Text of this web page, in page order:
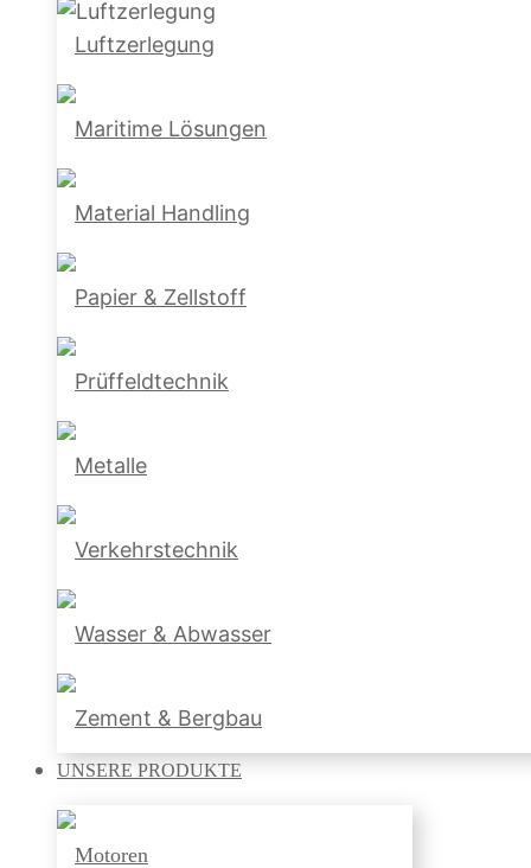
Luftzerlegung
Maritime Lösungen
Material Handling
Papier & Zellstoff
Prüffeldtechnik
Metalle
Verkehrstechnik
Wasser & Abwasser
Zement & Bergbau
UNSERE PRODUKTE
Motoren